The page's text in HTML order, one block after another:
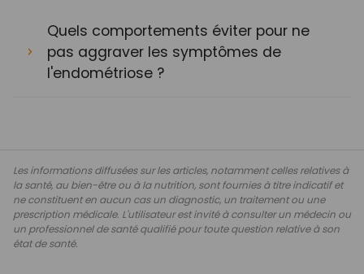
Quels comportements éviter pour ne
pas aggraver les symptômes de
l'endométriose ?
Les informations diffusées sur les articles, notamment celles relatives à
la santé, au bien-être ou à la nutrition, sont fournies à titre indicatif et
ne constituent en aucun cas un diagnostic, un traitement ou une
prescription médicale. L'utilisateur est invité à consulter un médecin ou
un professionnel de santé qualifié pour toute question relative à son
état de santé.